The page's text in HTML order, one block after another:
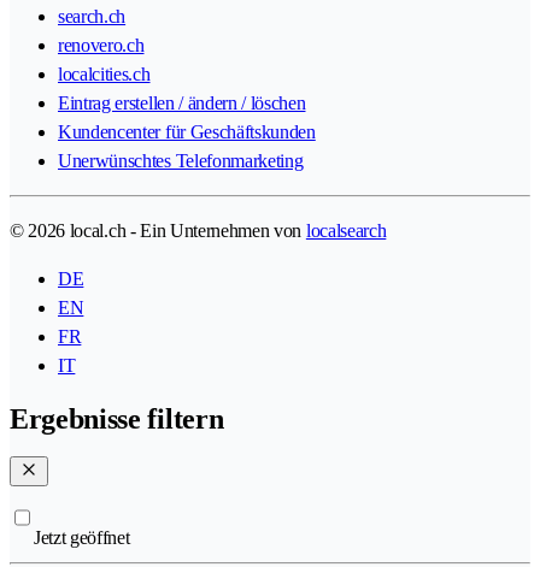
search.ch
renovero.ch
localcities.ch
Eintrag erstellen / ändern / löschen
Kundencenter für Geschäftskunden
Unerwünschtes Telefonmarketing
© 2026 local.ch - Ein Unternehmen von localsearch
DE
EN
FR
IT
Ergebnisse filtern
Jetzt geöffnet